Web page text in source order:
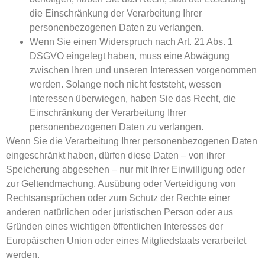
die Einschränkung der Verarbeitung Ihrer
personenbezogenen Daten zu verlangen.
Wenn Sie einen Widerspruch nach Art. 21 Abs. 1
DSGVO eingelegt haben, muss eine Abwägung
zwischen Ihren und unseren Interessen vorgenommen
werden. Solange noch nicht feststeht, wessen
Interessen überwiegen, haben Sie das Recht, die
Einschränkung der Verarbeitung Ihrer
personenbezogenen Daten zu verlangen.
Wenn Sie die Verarbeitung Ihrer personenbezogenen Daten
eingeschränkt haben, dürfen diese Daten – von ihrer
Speicherung abgesehen – nur mit Ihrer Einwilligung oder
zur Geltendmachung, Ausübung oder Verteidigung von
Rechtsansprüchen oder zum Schutz der Rechte einer
anderen natürlichen oder juristischen Person oder aus
Gründen eines wichtigen öffentlichen Interesses der
Europäischen Union oder eines Mitgliedstaats verarbeitet
werden.